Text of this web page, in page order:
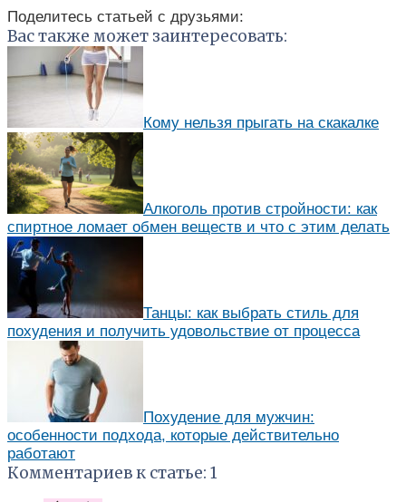
Поделитесь статьей с друзьями:
Вас также может заинтересовать:
Кому нельзя прыгать на скакалке
Алкоголь против стройности: как
спиртное ломает обмен веществ и что с этим делать
Танцы: как выбрать стиль для
похудения и получить удовольствие от процесса
Похудение для мужчин:
особенности подхода, которые действительно
работают
Комментариев к статье: 1